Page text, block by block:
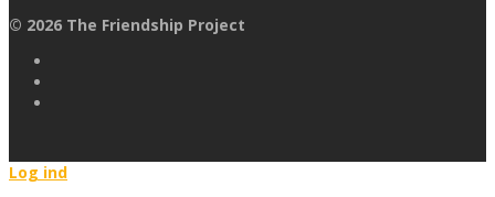
© 2026 The Friendship Project
Log ind